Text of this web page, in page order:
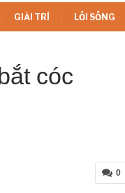
GIẢI TRÍ LỐI SỐNG
cóc
0